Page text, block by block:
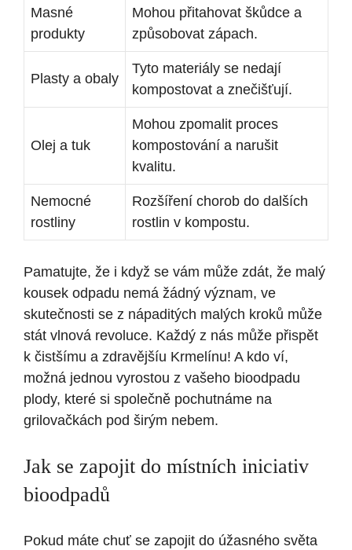
Masné
produkty
Mohou přitahovat škůdce a
způsobovat zápach.
Plasty a obaly
Tyto materiály se nedají
kompostovat a znečišťují.
Olej a tuk
Mohou zpomalit proces
kompostování a narušit
kvalitu.
Nemocné
rostliny
Rozšíření chorob do dalších
rostlin v kompostu.
Pamatujte, že i když se vám může zdát, že malý
kousek odpadu nemá žádný význam, ve
skutečnosti se z nápaditých malých kroků může
stát vlnová revoluce. Každý z nás může přispět
k čistšímu a zdravějšíu Krmelínu! A kdo ví,
možná jednou vyrostou z vašeho bioodpadu
plody, které si společně pochutnáme na
grilovačkách pod širým nebem.
Jak se zapojit do místních iniciativ
bioodpadů
Pokud máte chuť se zapojit do úžasného světa